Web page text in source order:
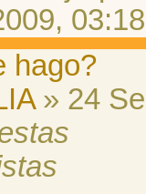
03:18
hago?
» 24